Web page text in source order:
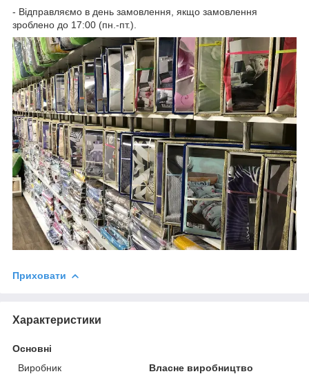
- Відправляємо в день замовлення, якщо замовлення
зроблено до 17:00 (пн.-пт.).
Приховати
Характеристики
Основні
Виробник
Власне виробництво